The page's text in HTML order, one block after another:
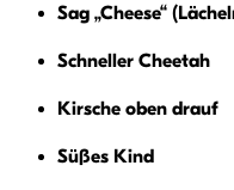
Sag „Cheese“
Schneller Cheetah
Kirsche oben drauf
Süßes Kind